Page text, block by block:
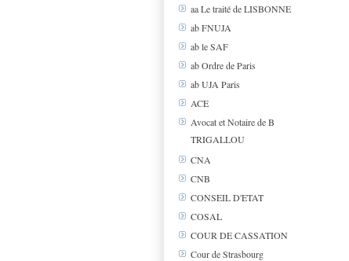
aa Le traité de LISBONNE
ab FNUJA
ab le SAF
ab Ordre de Paris
ab UJA Paris
ACE
Avocat et Notaire de B
TRIGALLOU
CNA
CNB
CONSEIL D'ETAT
COSAL
COUR DE CASSATION
Cour de Strasbourg